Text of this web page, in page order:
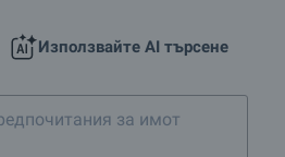
кв.м.) или със земя около тях.
се предлагат на пазара, се
Използвайте AI търсене